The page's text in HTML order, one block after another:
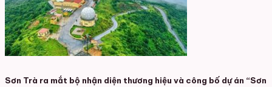
Sơn Trà ra mắt bộ nhận diện thương hiệu và công bố dự án “Sơn